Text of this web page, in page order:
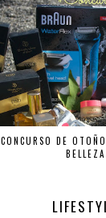
CONCURSO DE
BELLEZA